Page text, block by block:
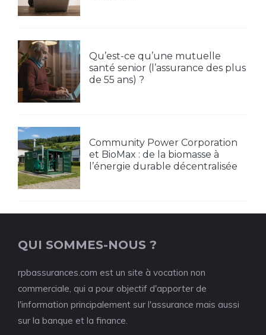
Qu’est-ce qu’une mutuelle
santé senior (l’assurance des plus
de 55 ans) ?
Community Power Corporation
et BioMax : de la biomasse à
l’énergie durable décentralisée
QUI SOMMES-NOUS ?
rpbassurances.com est un site à vocation non
commerciale, qui a pour objectif d'apporter de
l'information principalement sur l'assurance mais aussi
sur la banque et la finance.